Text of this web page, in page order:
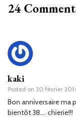
24
kaki
Posted on 20 février
Bon anniversaire ma
bientôt 38…. chierie!!!